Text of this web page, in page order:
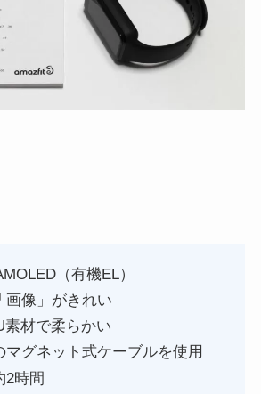
（有機EL）
画像」がきれい
素材で柔らかい
マグネット式ケーブルを使用
2時間